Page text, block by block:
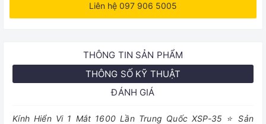
Liên hệ 097 906 5005
THÔNG TIN SẢN PHẨM
THÔNG SỐ KỸ THUẬT
ĐÁNH GIÁ
Kính Hiển Vi 1 Mắt 1600 Lần Trung Quốc XSP-35 ⭐ Sản